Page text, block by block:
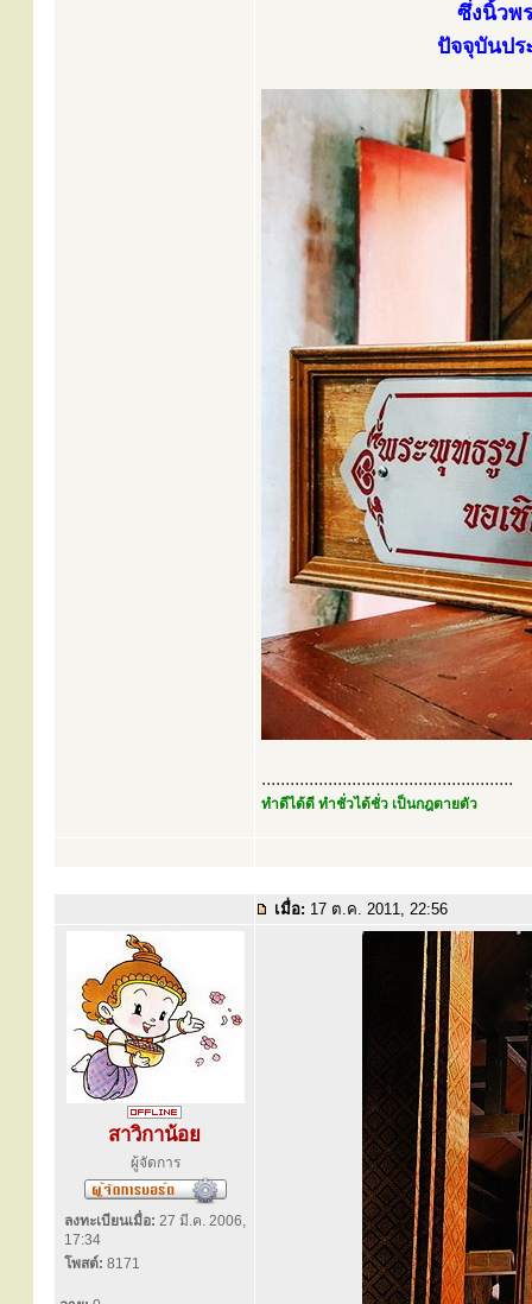
ซึ่งนิ้วพ
ปัจจุบันปร
.....................................................
ทำดีได้ดี ทำชั่วได้ชั่ว เป็นกฎตายตัว
เมื่อ: 17 ต.ค. 2011, 22:56
สาวิกาน้อย
ผู้จัดการ
ลงทะเบียนเมื่อ: 27 มี.ค. 2006,
17:34
โพสต์: 8171